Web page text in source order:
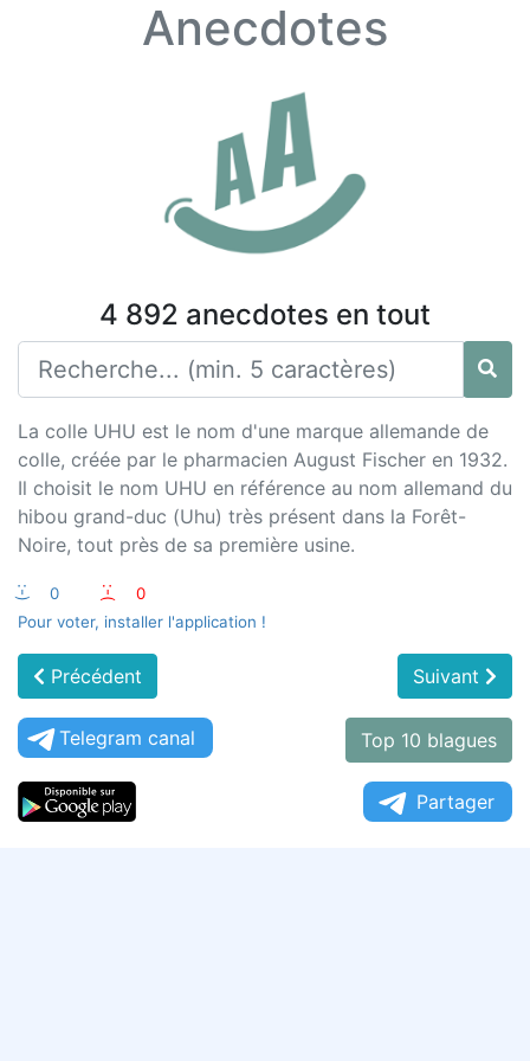
Anecdotes
4 892 anecdotes en tout
La colle UHU est le nom d'une marque allemande de
colle, créée par le pharmacien August Fischer en 1932.
Il choisit le nom UHU en référence au nom allemand du
hibou grand-duc (Uhu) très présent dans la Forêt-
Noire, tout près de sa première usine.
:-) 0 :-(
0
Pour voter, installer l'application !
Précédent Suivant
Telegram canal Top 10 blagues
Partager